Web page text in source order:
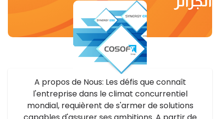
A propos de Nous: Les défis que connaît
l'entreprise dans le climat concurrentiel
mondial, requièrent de s'armer de solutions